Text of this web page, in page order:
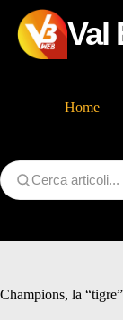
Val
Home
Champions, la